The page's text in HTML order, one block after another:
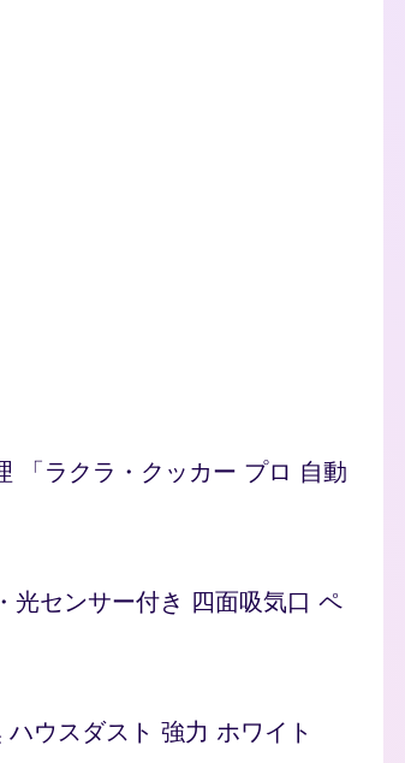
「ラクラ・クッカー プロ 自動
光センサー付き 四面吸気口 ペ
ウスダスト 強力 ホワイト